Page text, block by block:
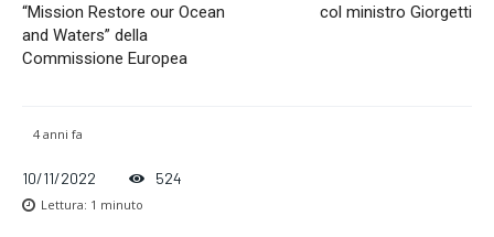
“Mission Restore our Ocean
and Waters” della
Commissione Europea
col ministro Giorgetti
4 anni fa
10/11/2022 524
Lettura: 1 minuto